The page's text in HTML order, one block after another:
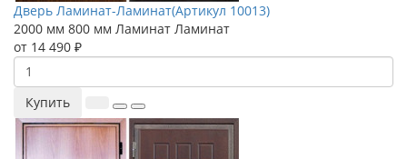
Дверь Ламинат-Ламинат(Артикул 10013)
2000 мм 800 мм Ламинат Ламинат
от 14 490 ₽
Купить